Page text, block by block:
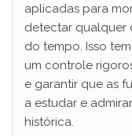
aplicadas para
detectar qualquer
do tempo. Isso
um controle
e garantir que as
a estudar e
histórica.